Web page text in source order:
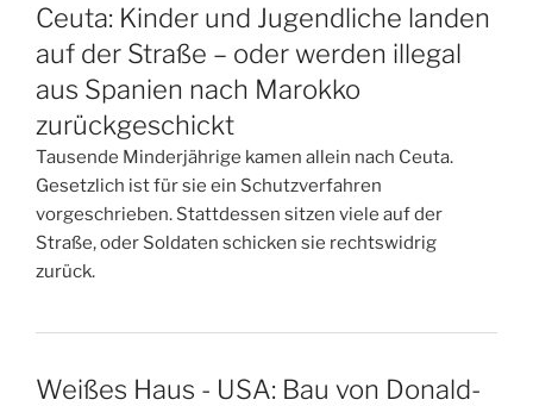
Ceuta: Kinder und Jugendliche landen
auf der Straße – oder werden illegal
aus Spanien nach Marokko
zurückgeschickt
Tausende Minderjährige kamen allein nach Ceuta.
Gesetzlich ist für sie ein Schutzverfahren
vorgeschrieben. Stattdessen sitzen viele auf der
Straße, oder Soldaten schicken sie rechtswidrig
zurück.
Weißes Haus - USA: Bau von Donald-